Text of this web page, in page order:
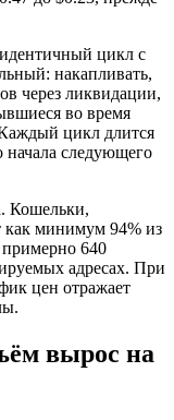
цикл с
накапливать,
через ликвидации,
во время
цикл длится
начала следующего
Кошельки,
как минимум 94% из
640
адресах. При
цен отражает
вырос на